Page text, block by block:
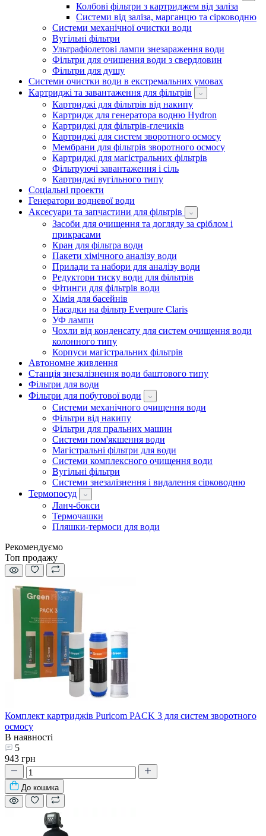
Колбові фільтри з картриджем від заліза
Системи від заліза, марганцю та сірководню
Системи механічної очистки води
Вугільні фільтри
Ультрафіолетові лампи знезараження води
Фільтри для очищення води з свердловин
Фільтри для душу
Системи очистки води в екстремальних умовах
Картриджі та завантаження для фільтрів
Картриджі для фільтрів від накипу
Картридж для генератора водню Hydron
Картриджі для фільтрів-глечиків
Картриджі для систем зворотного осмосу
Мембрани для фільтрів зворотного осмосу
Картриджі для магістральних фільтрів
Фільтруючі завантаження і сіль
Картриджі вугільного типу
Соціальні проекти
Генератори водневої води
Аксесуари та запчастини для фільтрів
Засоби для очищення та догляду за сріблом і
прикрасами
Кран для фільтра води
Пакети хімічного аналізу води
Прилади та набори для аналізу води
Редуктори тиску води для фільтрів
Фітинги для фільтрів води
Хімія для басейнів
Насадки на фільтр Everpure Claris
УФ лампи
Чохли від конденсату для систем очищення води
колонного типу
Корпуси магістральних фільтрів
Автономне живлення
Станція знезалізнення води баштового типу
Фільтри для води
Фільтри для побутової води
Системи механічного очищення води
Фільтри від накипу
Фільтри для пральних машин
Системи пом'якшення води
Магістральні фільтри для води
Системи комплексного очищення води
Вугільні фільтри
Системи знезалізнення і видалення сірководню
Термопосуд
Ланч-бокси
Термочашки
Пляшки-термоси для води
Рекомендуємо
Топ продажу
Комплект картриджів Puricom PACK 3 для систем зворотного
осмосу
В наявності
5
943 грн
До кошика